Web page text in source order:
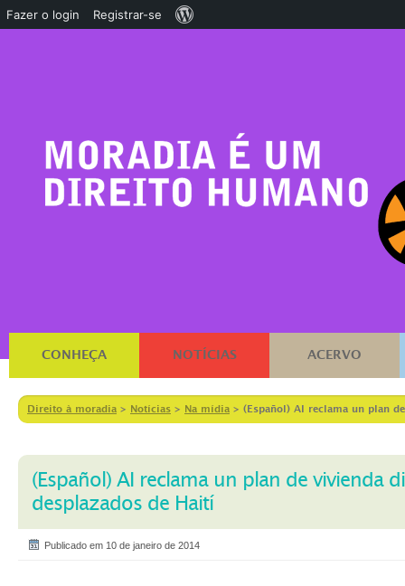
CONHEÇA NOTÍCIAS ACERVO
Direito à moradia > Notícias > Na mídia > (Español) AI reclama un plan
(Español) AI reclama un plan de vivienda
desplazados de Haití
Publicado em 10 de janeiro de 2014
Fazer o login Registrar-se